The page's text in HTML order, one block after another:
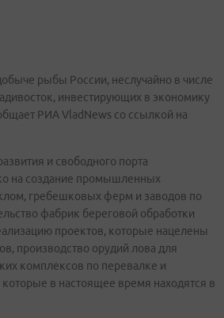
рыбы России, неслучайно в числе
инвестирующих в экономику
РИА VladNews со ссылкой на
и свободного порта
на создание промышленных
гребешковых ферм и заводов по
фабрик береговой обработки
проектов, которые нацелены
производство орудий лова для
комплексов по перевалке и
в настоящее время находятся в